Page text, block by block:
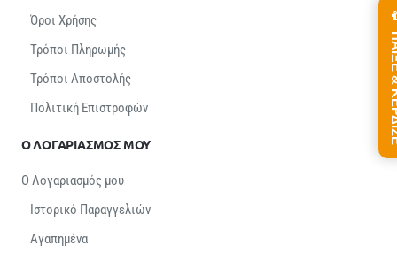
Όροι Χρήσης
Τρόποι Πληρωμής
Τρόποι Αποστολής
Πολιτική Επιστροφών
Ο ΛΟΓΑΡΙΑΣΜΟΣ ΜΟΥ
Ο Λογαριασμός μου
Ιστορικό Παραγγελιών
Αγαπημένα